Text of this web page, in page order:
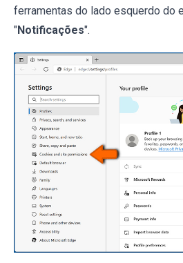
ferramentas do lado esquerdo do
"Notificações".